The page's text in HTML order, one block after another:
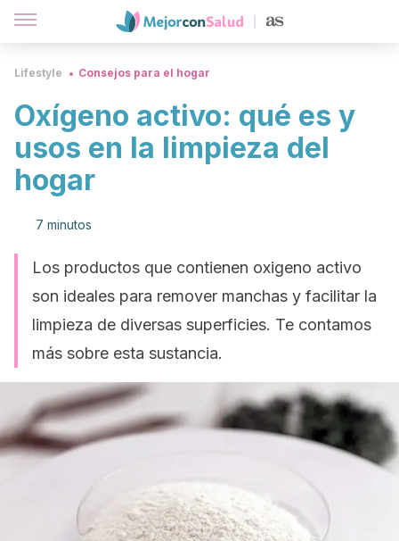
Lifestyle Consejos para el hogar
Oxígeno activo: qué es y
usos en la limpieza del
hogar
7 minutos
Los productos que contienen oxigeno activo
son ideales para remover manchas y facilitar la
limpieza de diversas superficies. Te contamos
más sobre esta sustancia.